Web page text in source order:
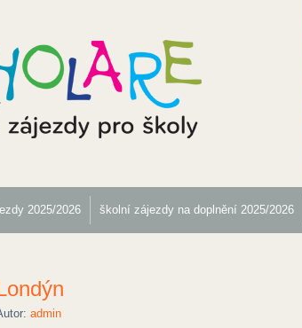
2025/2026 školní zájezdy na doplnění 2025/2026
admin